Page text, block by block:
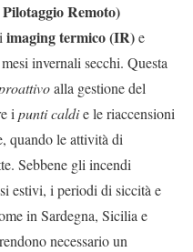
Remoto)
imaging termico (IR)e
invernali secchi. Questa
alla gestione del
ipunti caldie le riaccensioni
quando le attività di
Sebbene gli incendi
estivi, i periodi di siccità e
in Sardegna, Sicilia e
necessario un